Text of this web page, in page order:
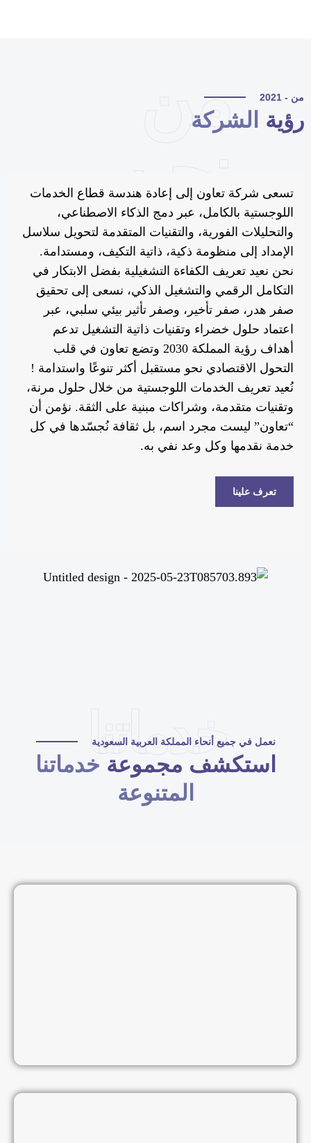
من
نحن
- 2021
الشركة
تسعى شركة تعاون إلى إعادة هندسة قطاع الخدمات
اللوجستية بالكامل، عبر دمج الذكاء الاصطناعي،
والتحليلات الفورية، والتقنيات المتقدمة لتحويل سلاسل
الإمداد إلى منظومة ذكية، ذاتية التكيف، ومستدامة.
نحن نعيد تعريف الكفاءة التشغيلية بفضل الابتكار في
التكامل الرقمي والتشغيل الذكي، نسعى إلى تحقيق
صفر هدر، صفر تأخير، وصفر تأثير بيئي سلبي، عبر
اعتماد حلول خضراء وتقنيات ذاتية التشغيل تدعم
أهداف رؤية المملكة 2030 وتضع تعاون في قلب
التحول الاقتصادي نحو مستقبل أكثر تنوعًا واستدامة !
نُعيد تعريف الخدمات اللوجستية من خلال حلول مرنة،
وتقنيات متقدمة، وشراكات مبنية على الثقة. نؤمن أن
“تعاون” ليست مجرد اسم، بل ثقافة نُجسّدها في كل
خدمة نقدمها وكل وعد نفي به.
تعرف علينا
خدماتنا
نعمل في جميع أنحاء المملكة العربية السعودية
استكشف مجموعةخدماتنا
المتنوعة